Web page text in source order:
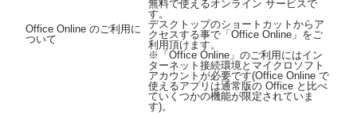
Office Online のご利用に
ついて
無料で使えるオンライン サービスで
す。
デスクトップのショートカットからア
クセスする事で「Office Online」をご
利用頂けます。
※「Office Online」のご利用にはイン
ターネット接続環境とマイクロソフト
アカウントが必要です(Office Online で
使えるアプリは通常版の Office と比べ
ていくつかの機能が限定されていま
す)。